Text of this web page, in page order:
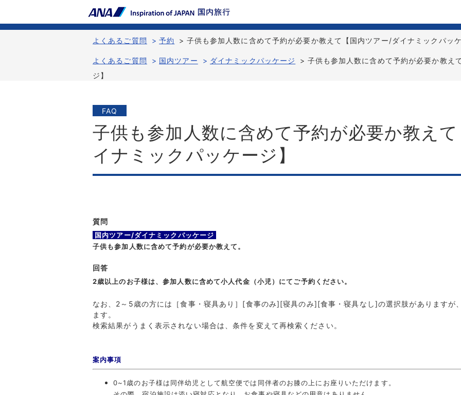
よくあるご質問 > 予約 > 子供も参加人数に含めて予約が必要か教えて【国内ツアー/ダイナミックパッケ
よくあるご質問 > 国内ツアー > ダイナミックパッケージ > 子供も参加人数に含めて予約が必要か教え
ジ】
FAQ
子供も参加人数に含めて予約が必要か教え
イナミックパッケージ】
質問
国内ツアー/ダイナミックパッケージ
子供も参加人数に含めて予約が必要か教えて。
回答
2歳以上のお子様は、参加人数に含めて小人代金（小児） にてご予約ください。
なお、2～5歳の方には［食事・寝具あり］[食事のみ][寝具のみ][食事・寝具なし]の選択肢がありますが
ます。
検索結果がうまく表示されない場合は、条件を変えて再検索ください。
案内事項
0~1歳のお子様は同伴幼児として航空便では同伴者のお膝の上にお座りいただけます。